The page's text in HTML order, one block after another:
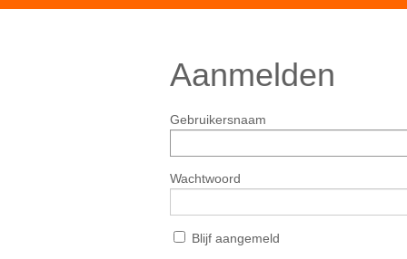
Aanmelden
Gebruikersnaam
Wachtwoord
Blijf aangemeld